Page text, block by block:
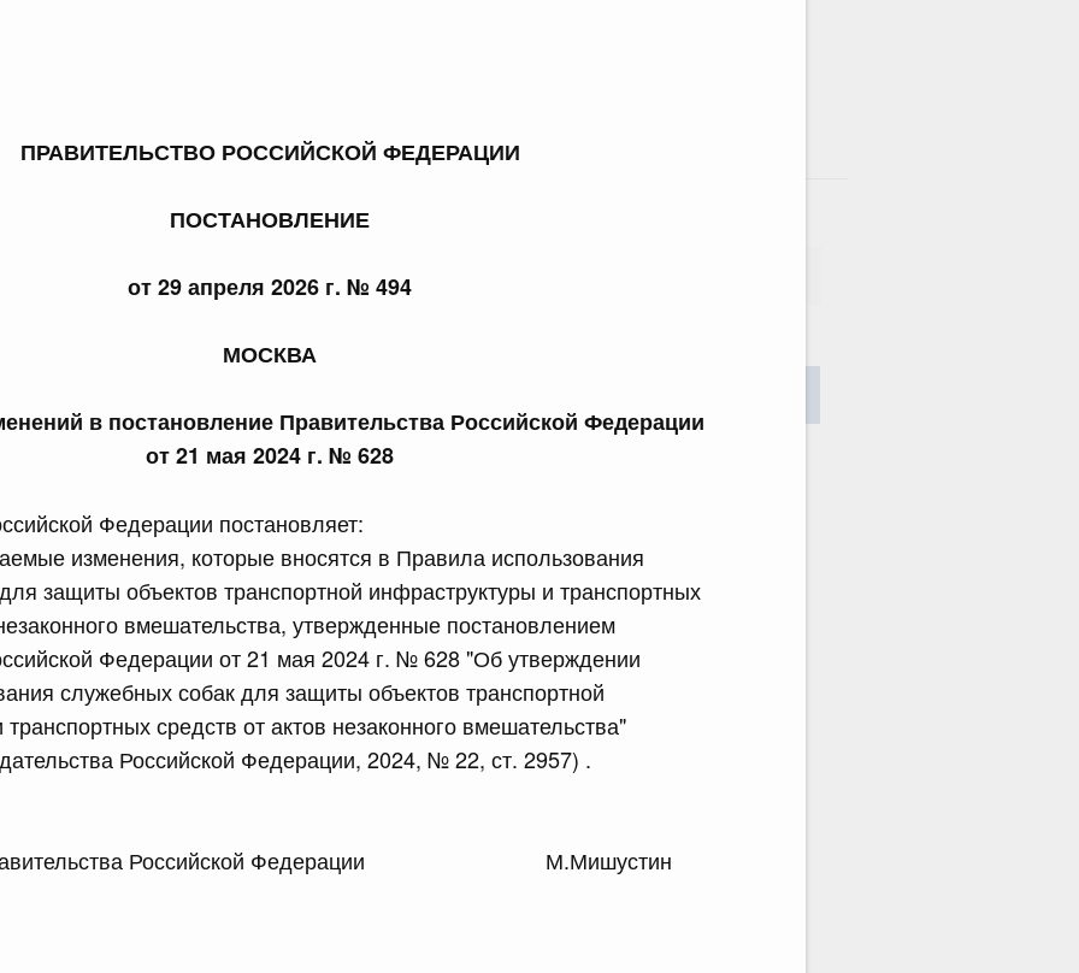
ПРАВИТЕЛЬСТВО РОССИЙСКОЙ ФЕДЕРАЦИИ
ПОСТАНОВЛЕНИЕ
от 29 апреля 2026 г. № 494
МОСКВА
в постановление Правительства Российской Федерации
от 21 мая 2024 г. № 628
Федерации постановляет:
изменения, которые вносятся в Правила использования
защиты объектов транспортной инфраструктуры и транспортных
вмешательства, утвержденные постановлением
Федерации от 21 мая 2024 г. № 628 "Об утверждении
служебных собак для защиты объектов транспортной
средств от актов незаконного вмешательства"
Российской Федерации, 2024, № 22, ст. 2957) .
Правительства Российской Федерации М.Мишустин
к ним Поиск по всем документам
Федерации от 24.07.2026 г. № 933
Российской Федерации по обязательному
июля, четверг
Федерации от 23.07.2026 г. № 927
союза от 23 декабря 2014 года
Федерации от 23.07.2026 г. № 926